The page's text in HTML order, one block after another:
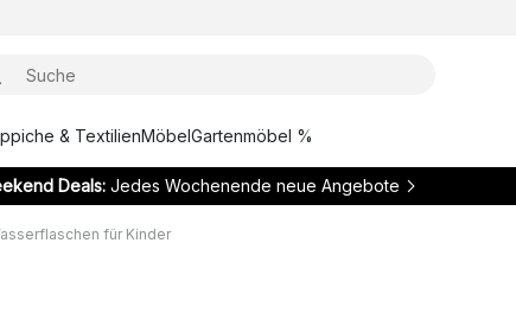
& TextilienMöbelGartenmöbel %
Deals:Jedes Wochenende neue Angebote
für Kinder